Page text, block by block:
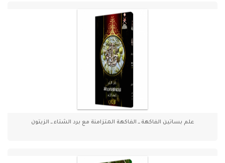
علم بساتين الفاكهة ـــ الفاكهة المتزامنة مع برد الشتاء ـــ الزيتون